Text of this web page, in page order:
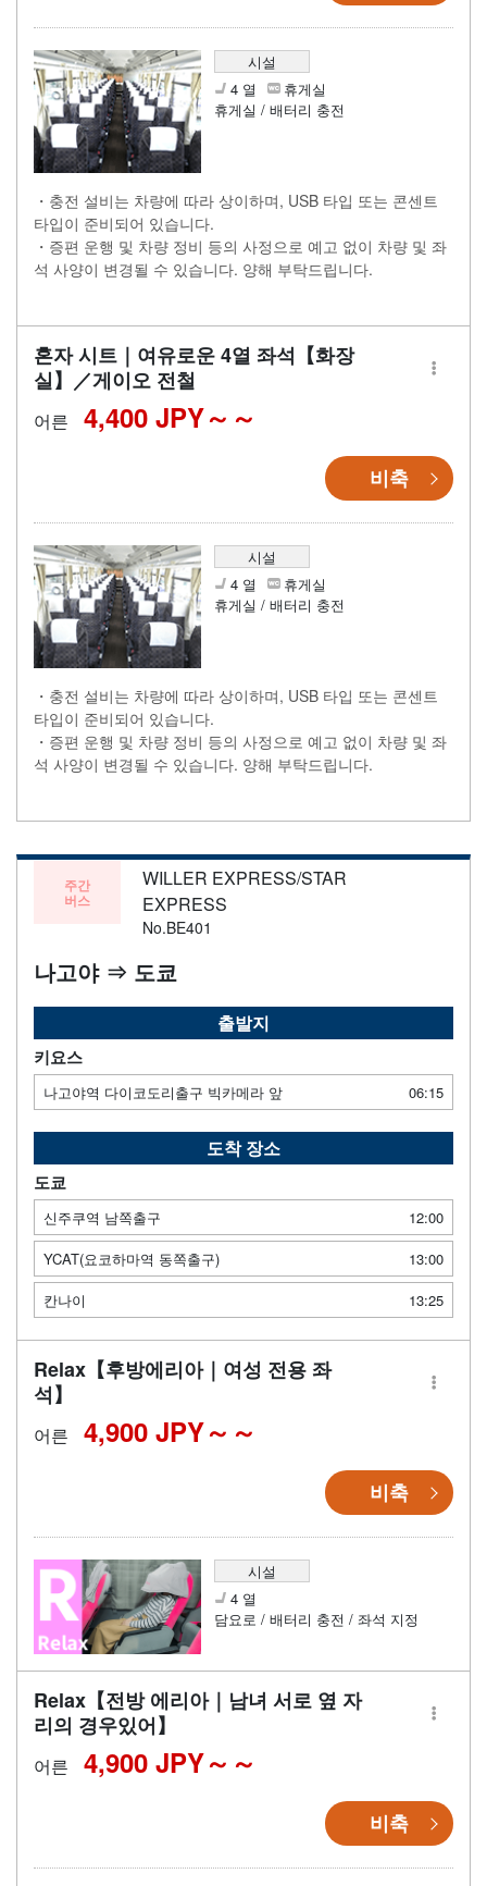
시설
4 열
휴게실
휴게실 / 배터리 충전
・충전 설비는 차량에 따라 상이하며, USB 타입 또는 콘센트
타입이 준비되어 있습니다.
・증편 운행 및 차량 정비 등의 사정으로 예고 없이 차량 및 좌
석 사양이 변경될 수 있습니다. 양해 부탁드립니다.
혼자 시트｜여유로운 4열 좌석【화장
실】／게이오 전철
어른 4,400 JPY～
비축
시설
4 열
휴게실
휴게실 / 배터리 충전
・충전 설비는 차량에 따라 상이하며, USB 타입 또는 콘센트
타입이 준비되어 있습니다.
・증편 운행 및 차량 정비 등의 사정으로 예고 없이 차량 및 좌
석 사양이 변경될 수 있습니다. 양해 부탁드립니다.
주간
버스
WILLER EXPRESS/STAR
EXPRESS
No.BE401
나고야 ⇒ 도쿄
출발지
키요스
나고야역 다이코도리출구 빅카메라 앞 06:15
도착 장소
도쿄
신주쿠역 남쪽출구
12:00
YCAT(요코하마역 동쪽출구)
13:00
칸나이
13:25
Relax【후방에리아｜여성 전용 좌
석】
어른 4,900 JPY～
비축
시설
4 열
담요로 / 배터리 충전 / 좌석 지정
Relax【전방 에리아｜남녀 서로 옆 자
리의 경우있어】
어른 4,900 JPY～
비축